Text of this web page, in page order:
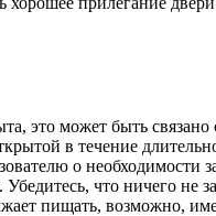
это может быть
в течение
о необходимости
что ничего не
пищать, возможно,